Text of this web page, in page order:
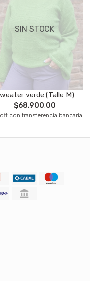
SIN STOCK
verde (Talle M)
$68.900,00
off con transferencia bancaria